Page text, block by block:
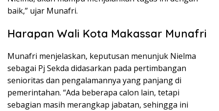
baik,” ujar Munafri.
Harapan Wali Kota Makassar Munafri
Munafri menjelaskan, keputusan menunjuk Nielma
sebagai Pj Sekda didasarkan pada pertimbangan
senioritas dan pengalamannya yang panjang di
pemerintahan. “Ada beberapa calon lain, tetapi
sebagian masih merangkap jabatan, sehingga ini